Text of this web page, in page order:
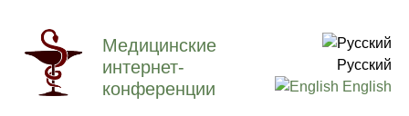
Медицинские
интернет-
конференции
Русский
English